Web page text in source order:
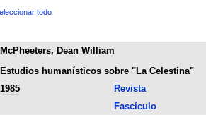
todo
McPheeters, Dean William
Estudios humanísticos sobre "La Celestina"
1985
Revista
Fascículo